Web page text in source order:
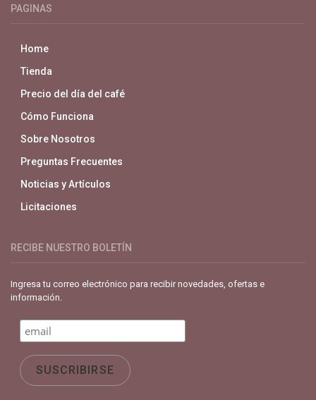
PAGINAS
Home
Tienda
Precio del día del café
Cómo Funciona
Sobre Nosotros
Preguntas Frecuentes
Noticias y Artículos
Licitaciones
RECIBE NUESTRO BOLETÍN
Ingresa tu correo electrónico para recibir novedades, ofertas e
información.